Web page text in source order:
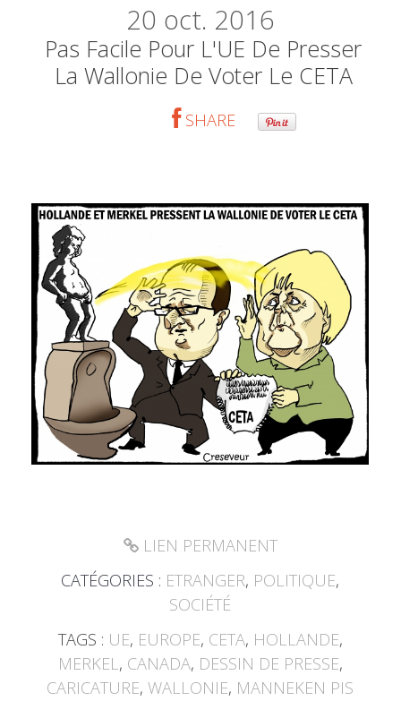
20 oct. 2016
Pas Facile Pour L'UE De Presser
La Wallonie De Voter Le CETA
SHARE
LIEN PERMANENT
CATÉGORIES : ETRANGER, POLITIQUE,
SOCIÉTÉ
TAGS : UE, EUROPE, CETA, HOLLANDE,
MERKEL, CANADA, DESSIN DE PRESSE,
CARICATURE,WALLONIE, MANNEKEN PIS